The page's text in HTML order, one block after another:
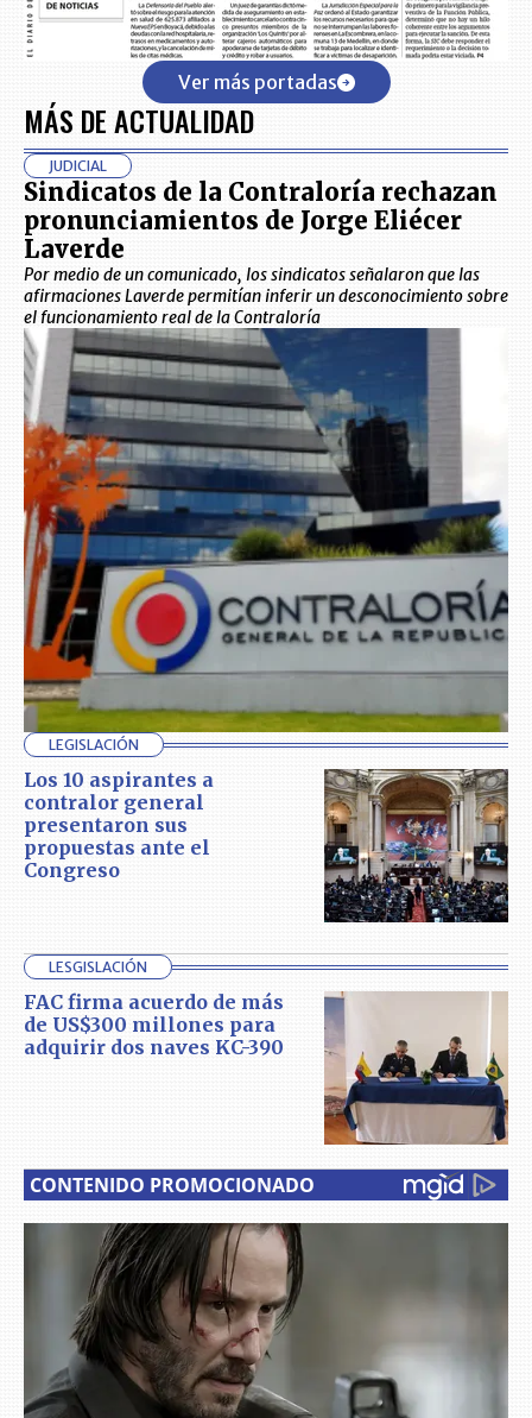
Ver más portadas
MÁS DE ACTUALIDAD
JUDICIAL
Sindicatos de la Contraloría rechazan
pronunciamientos de Jorge Eliécer
Laverde
Por medio de un comunicado, los sindicatos señalaron que las
afirmaciones Laverde permitían inferir un desconocimiento sobre
el funcionamiento real de la Contraloría
LEGISLACIÓN
Los 10 aspirantes a
contralor general
presentaron sus
propuestas ante el
Congreso
LESGISLACIÓN
FAC firma acuerdo de más
de US$300 millones para
adquirir dos naves KC-390